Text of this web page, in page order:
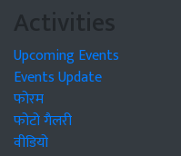
Activities
Upcoming Events
Events Update
फोरम
फोटो गैलरी
वीडियो